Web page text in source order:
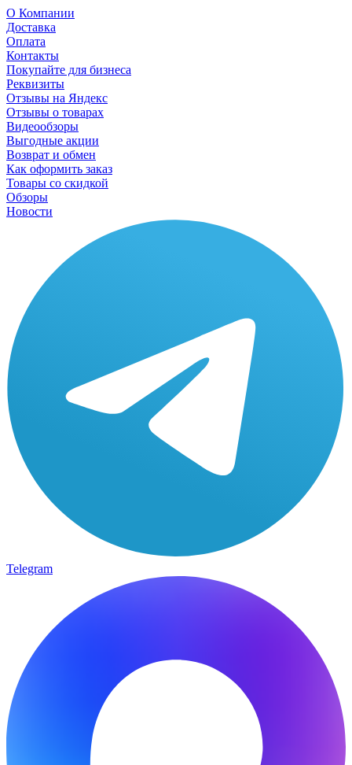
О Компании
Доставка
Оплата
Контакты
Покупайте для бизнеса
Реквизиты
Отзывы на Яндекс
Отзывы о товарах
Видеообзоры
Выгодные акции
Возврат и обмен
Как оформить заказ
Товары со скидкой
Обзоры
Новости
Telegram